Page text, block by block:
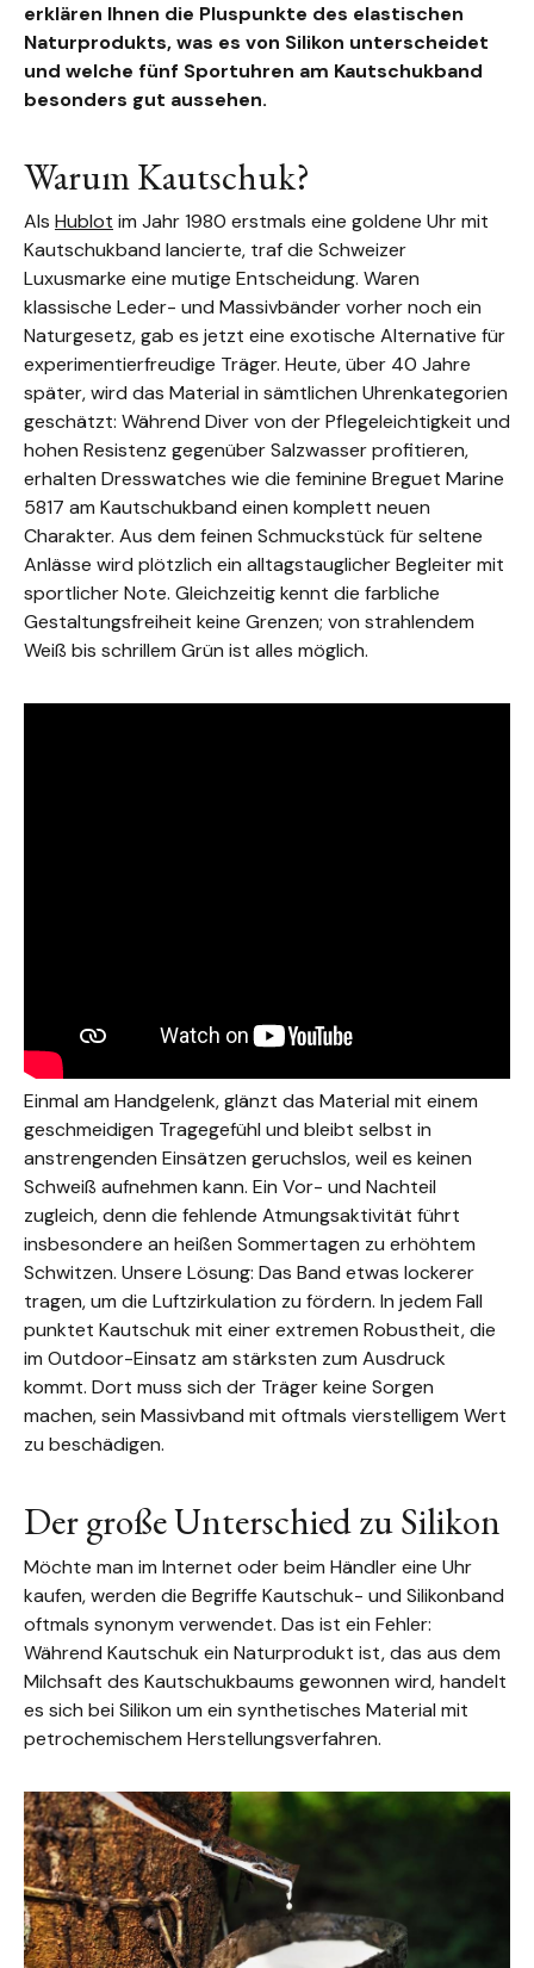
erklären Ihnen die Pluspunkte des elastischen
Naturprodukts, was es von Silikon unterscheidet
und welche fünf Sportuhren am Kautschukband
besonders gut aussehen.
Warum Kautschuk?
Als Hublot im Jahr 1980 erstmals eine goldene Uhr mit
Kautschukband lancierte, traf die Schweizer
Luxusmarke eine mutige Entscheidung. Waren
klassische Leder- und Massivbänder vorher noch ein
Naturgesetz, gab es jetzt eine exotische Alternative für
experimentierfreudige Träger. Heute, über 40 Jahre
später, wird das Material in sämtlichen Uhrenkategorien
geschätzt: Während Diver von der Pflegeleichtigkeit und
hohen Resistenz gegenüber Salzwasser profitieren,
erhalten Dresswatches wie die feminine Breguet Marine
5817 am Kautschukband einen komplett neuen
Charakter. Aus dem feinen Schmuckstück für seltene
Anlässe wird plötzlich ein alltagstauglicher Begleiter mit
sportlicher Note. Gleichzeitig kennt die farbliche
Gestaltungsfreiheit keine Grenzen; von strahlendem
Weiß bis schrillem Grün ist alles möglich.
Einmal am Handgelenk, glänzt das Material mit einem
geschmeidigen Tragegefühl und bleibt selbst in
anstrengenden Einsätzen geruchslos, weil es keinen
Schweiß aufnehmen kann. Ein Vor- und Nachteil
zugleich, denn die fehlende Atmungsaktivität führt
insbesondere an heißen Sommertagen zu erhöhtem
Schwitzen. Unsere Lösung: Das Band etwas lockerer
tragen, um die Luftzirkulation zu fördern. In jedem Fall
punktet Kautschuk mit einer extremen Robustheit, die
im Outdoor-Einsatz am stärksten zum Ausdruck
kommt. Dort muss sich der Träger keine Sorgen
machen, sein Massivband mit oftmals vierstelligem Wert
zu beschädigen.
Der große Unterschied zu Silikon
Möchte man im Internet oder beim Händler eine Uhr
kaufen, werden die Begriffe Kautschuk- und Silikonband
oftmals synonym verwendet. Das ist ein Fehler:
Während Kautschuk ein Naturprodukt ist, das aus dem
Milchsaft des Kautschukbaums gewonnen wird, handelt
es sich bei Silikon um ein synthetisches Material mit
petrochemischem Herstellungsverfahren.